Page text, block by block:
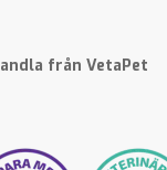
från VetaPet